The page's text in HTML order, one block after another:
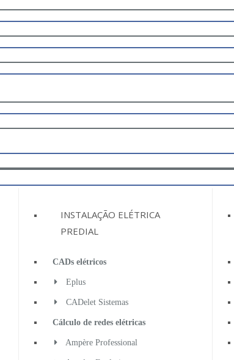
INSTALAÇÃO ELÉTRICA
PREDIAL
CADs elétricos
Eplus
CADelet Sistemas
Cálculo de redes elétricas
Ampère Professional
gratuito iSOLergo, disponível para sistemas iOS e Android.